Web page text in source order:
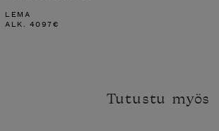
LEMA
ALK. 4097€
Tutustu myös